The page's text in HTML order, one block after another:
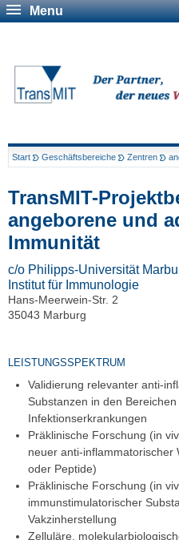
Menu
Start Geschäftsbereiche Zentren
TransMIT-
angeborene und
Immunität
c/o Philipps-Universität
Institut für Immunologie
Hans-Meerwein-Str. 2
35043 Marburg
LEISTUNGSSPEKTRUM
Validierung relevanter anti-
Substanzen in den
Infektionserkrankungen
Präklinische Forschung (in
neuer anti-inflammatorischer
oder Peptide)
Präklinische Forschung (in
immunstimulatorischer
Vakzinherstellung
Zelluläre,